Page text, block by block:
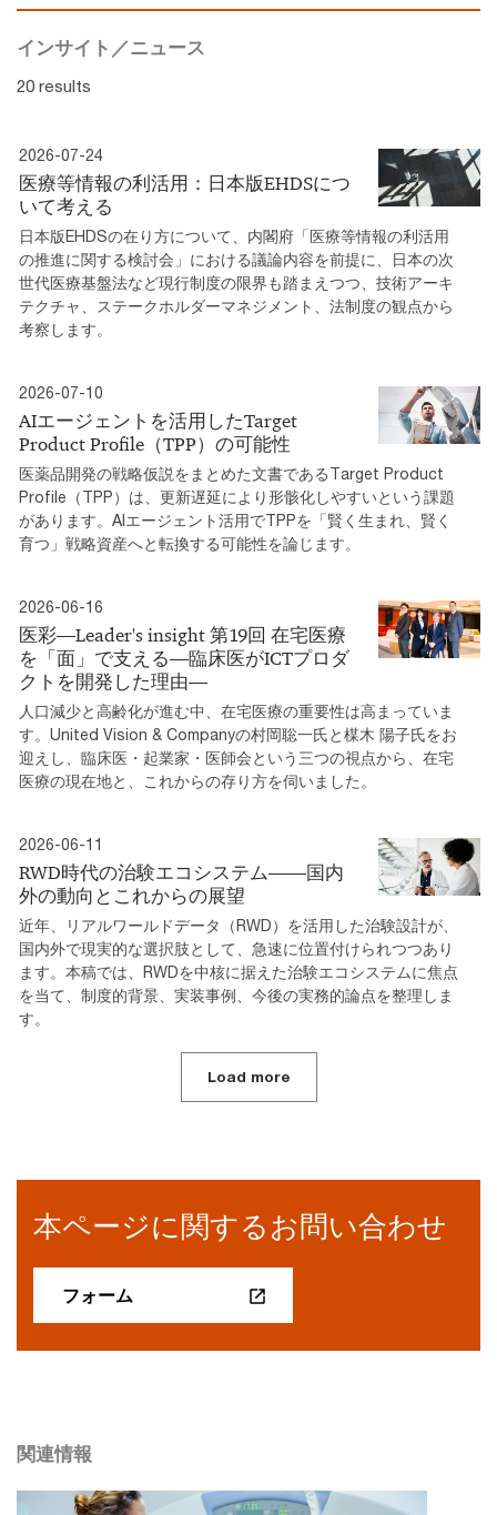
インサイト／ニュース
20 results
2026-07-24
医療等情報の利活用：日本版EHDSにつ
いて考える
日本版EHDSの在り方について、内閣府「医療等情報の利活用
の推進に関する検討会」における議論内容を前提に、日本の次
世代医療基盤法など現行制度の限界も踏まえつつ、技術アーキ
テクチャ、ステークホルダーマネジメント、法制度の観点から
考察します。
2026-07-10
AIエージェントを活用したTarget
Product Profile（TPP）の可能性
医薬品開発の戦略仮説をまとめた文書であるTarget Product
Profile（TPP）は、更新遅延により形骸化しやすいという課題
があります。AIエージェント活用でTPPを「賢く生まれ、賢く
育つ」戦略資産へと転換する可能性を論じます。
2026-06-16
医彩―Leader's insight 第19回 在宅医療
を「面」で支える―臨床医がICTプロダ
クトを開発した理由―
人口減少と高齢化が進む中、在宅医療の重要性は高まっていま
す。United Vision & Companyの村岡聡一氏と楳木 陽子氏をお
迎えし、臨床医・起業家・医師会という三つの視点から、在宅
医療の現在地と、これからの存り方を伺いました。
2026-06-11
RWD時代の治験エコシステム――国内
外の動向とこれからの展望
近年、リアルワールドデータ（RWD）を活用した治験設計が、
国内外で現実的な選択肢として、急速に位置付けられつつあり
ます。本稿では、RWDを中核に据えた治験エコシステムに焦点
を当て、制度的背景、実装事例、今後の実務的論点を整理しま
す。
Load more
本ページに関するお問い合わせ
フォーム
関連情報